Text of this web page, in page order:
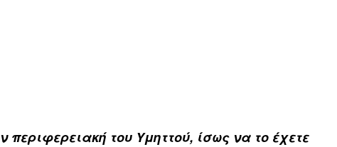
περιφερειακή του Υμηττού, ίσως να το έχετε